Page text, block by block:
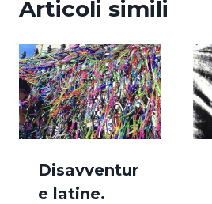
Articoli simili
Disavventur
e latine.